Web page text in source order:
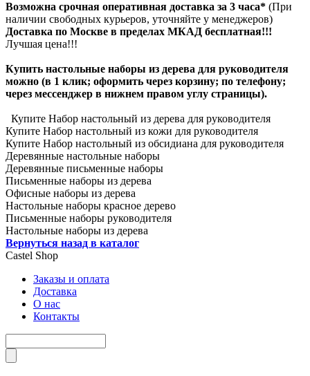
Возможна срочная оперативная доставка за 3 часа* (При
наличии свободных курьеров, уточняйте у менеджеров)
Доставка по Москве в пределах МКАД бесплатная!!!
Лучшая цена!!!
Купить настольные наборы из дерева для руководителя
можно (в 1 клик; оформить через корзину; по телефону;
через мессенджер в нижнем правом углу страницы).
Купите Набор настольный из дерева для руководителя
Купите Набор настольный из кожи для руководителя
Купите Набор настольный из обсидиана для руководителя
Деревянные настольные наборы
Деревянные письменные наборы
Письменные наборы из дерева
Офисные наборы из дерева
Настольные наборы красное дерево
Письменные наборы руководителя
Настольные наборы из дерева
Вернуться назад в каталог
Castel Shop
Заказы и оплата
Доставка
О нас
Контакты